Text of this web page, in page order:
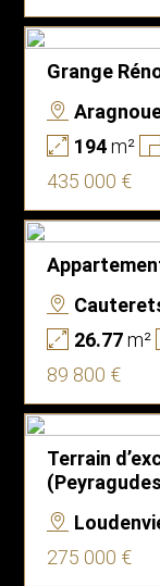
Grange
194m²
435 000 €
26.77m²
89 800 €
Terrain
275 000 €